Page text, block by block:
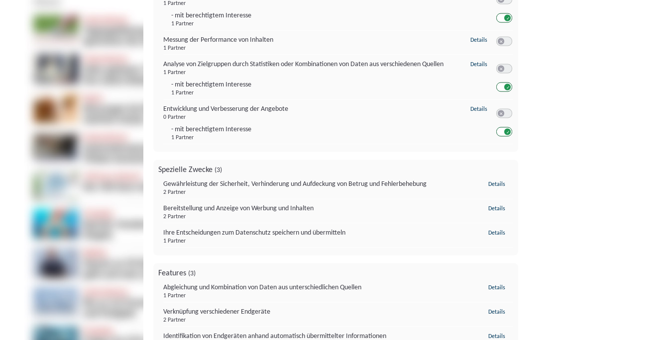
1 Partner
- mit berechtigtem Interesse
1 Partner
Messung der Performance von Inhalten
1 Partner
Details zu Messung der Performance von Inhalten
Analyse von Zielgruppen durch Statistiken oder Kombinationen von Daten aus verschiedenen Quellen
1 Partner
- mit berechtigtem Interesse
1 Partner
Details zu Analyse von Zielgruppen durch Statistiken oder Kombinationen von
Entwicklung und Verbesserung der Angebote
0 Partner
- mit berechtigtem Interesse
1 Partner
Details zu Entwicklung und Verbesserung der Angebote
Spezielle Zwecke (3)
Gewährleistung der Sicherheit, Verhinderung und Aufdeckung von Betrug und Fehlerbehebung
2 Partner
Details
Bereitstellung und Anzeige von Werbung und Inhalten
2 Partner
Details
Ihre Entscheidungen zum Datenschutz speichern und übermitteln
1 Partner
Details
Features (3)
Abgleichung und Kombination von Daten aus unterschiedlichen Quellen
1 Partner
Details
Verknüpfung verschiedener Endgeräte
2 Partner
Details
Identifikation von Endgeräten anhand automatisch übermittelter Informationen Details